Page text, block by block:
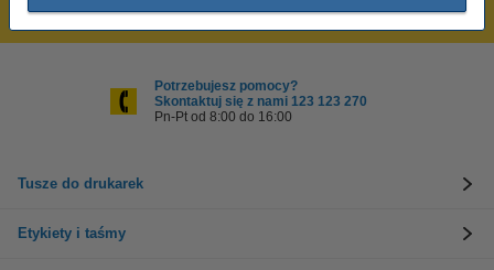
Najniższe ceny!
Potrzebujesz pomocy?
Skontaktuj się z nami 123 123 270
Pn-Pt od 8:00 do 16:00
Tusze do drukarek
Etykiety i taśmy